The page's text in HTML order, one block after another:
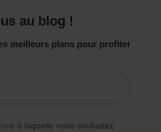
au blog !
meilleurs plans pour profiter
à laquelle vous souhaitez